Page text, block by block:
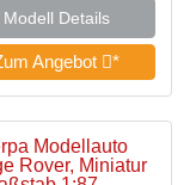
Modell Details
Angebot *